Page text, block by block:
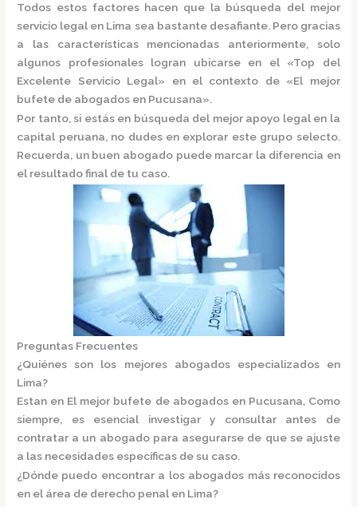
Todos estos factores hacen que la búsqueda del mejor
servicio legal en Lima sea bastante desafiante. Pero gracias
a las características mencionadas anteriormente, solo
algunos profesionales logran ubicarse en el «Top del
Excelente Servicio Legal» en el contexto de «El mejor
bufete de abogados en Pucusana».
Por tanto, si estás en búsqueda del mejor apoyo legal en la
capital peruana, no dudes en explorar este grupo selecto.
Recuerda, un buen abogado puede marcar la diferencia en
el resultado final de tu caso.
Preguntas Frecuentes
¿Quiénes son los mejores abogados especializados en
Lima?
Estan en El mejor bufete de abogados en Pucusana, Como
siempre, es esencial investigar y consultar antes de
contratar a un abogado para asegurarse de que se ajuste
a las necesidades específicas de su caso.
¿Dónde puedo encontrar a los abogados más reconocidos
en el área de derecho penal en Lima?